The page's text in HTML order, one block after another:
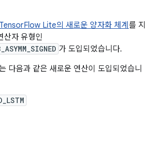
TensorFlow Lite의 새로운 양자화 체계 를 지
산자 유형인
가 도입되었습니다.
다음과 같은 새로운 연산이 도입되었습니